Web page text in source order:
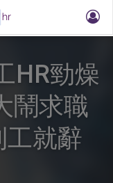
HR勁燥
鬧求職
工就辭